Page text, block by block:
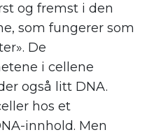
og fremst i den
som fungerer som
De
i cellene
også litt DNA.
hos et
innhold. Men